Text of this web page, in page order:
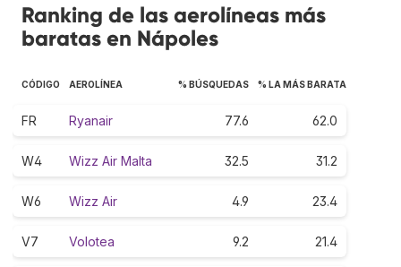
Ranking de las aerolíneas más
baratas en Nápoles
CÓDIGO AEROLÍNEA % BÚSQUEDAS % LA MÁS BARATA
FR Ryanair 77.6 62.0
W4 Wizz Air Malta 32.5 31.2
W6 Wizz Air 4.9 23.4
V7 Volotea 9.2 21.4